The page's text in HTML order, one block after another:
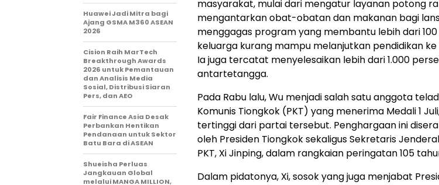
masyarakat, mulai dari mengatur layanan potong
mengantarkan obat-obatan dan makanan bagi
menggagas program yang membantu lebih dari
keluarga kurang mampu melanjutkan pendidikan
Ia juga tercatat menyelesaikan lebih dari 1.000
antartetangga.
Pada Rabu lalu, Wu menjadi salah satu anggota
Komunis Tiongkok (PKT) yang menerima Medali 1
tertinggi dari partai tersebut. Penghargaan ini
oleh Presiden Tiongkok sekaligus Sekretaris
PKT, Xi Jinping, dalam rangkaian peringatan 105
Dalam pidatonya, Xi, sosok yang juga menjabat
Huawei Jadi Mitra bagi
Ajang GSMA M360 ASEAN
2026
Cision Raih MarTech
Breakthrough Awards
2026 untuk Pemantauan
dan Analisis Media
Sosial, Distribusi Siaran
Pers, dan AEO
Fair Finance Asia Desak
Perbankan Hentikan
Pendanaan untuk Sektor
Batu Bara di ASEAN
Shueisha Perluas
Jangkauan Global
melalui MANGA MILLION,